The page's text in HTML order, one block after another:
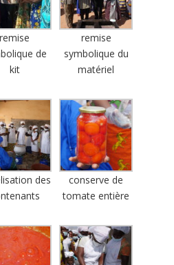
remise
de
kit
remise
symbolique du
matériel
des
conserve de
tomate entière